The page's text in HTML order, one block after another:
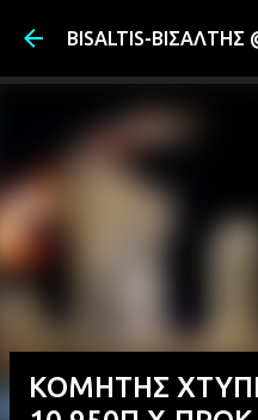
BISALTIS-ΒΙΣΑΛΤΗΣ
ΚΟΜΗΤΗΣ